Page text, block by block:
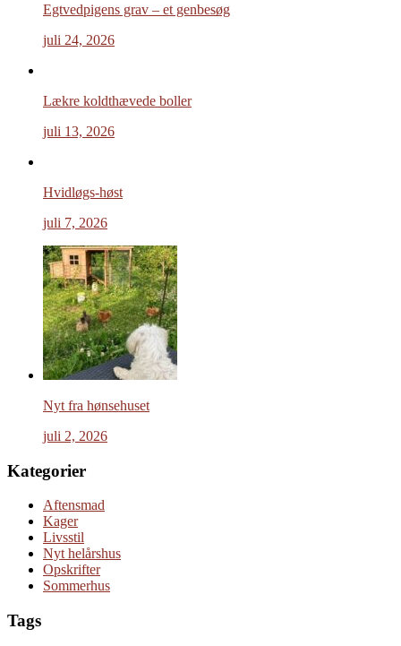
Egtvedpigens grav – et genbesøg
juli 24, 2026
Lækre koldthævede boller
juli 13, 2026
Hvidløgs-høst
juli 7, 2026
Nyt fra hønsehuset
juli 2, 2026
Kategorier
Aftensmad
Kager
Livsstil
Nyt helårshus
Opskrifter
Sommerhus
Tags